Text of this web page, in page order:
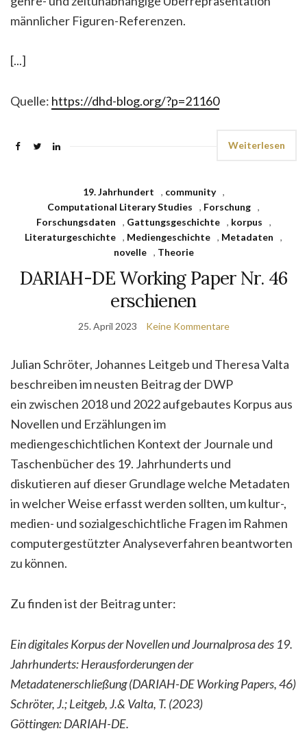
männlicher Figuren-Referenzen.
[...]
Quelle: https://dhd-blog.org/?p=21160
Weiterlesen
19. Jahrhundert , community
,
Computational Literary Studies
, Forschung ,
Forschungsdaten
, Gattungsgeschichte , korpus
,
Literaturgeschichte , Mediengeschichte , Metadaten
,
novelle
, Theorie
DARIAH-DE Working Paper Nr. 46
erschienen
25. April 2023 Keine Kommentare
Julian Schröter, Johannes Leitgeb und Theresa Valta
beschreiben im neusten Beitrag der DWP
ein zwischen 2018 und 2022 aufgebautes Korpus aus
Novellen und Erzählungen im
mediengeschichtlichen Kontext der Journale und
Taschenbücher des 19. Jahrhunderts und
diskutieren auf dieser Grundlage welche Metadaten
in welcher Weise erfasst werden sollten, um kultur-,
medien- und sozialgeschichtliche Fragen im Rahmen
computergestützter Analyseverfahren beantworten
zu können.
Zu finden ist der Beitrag unter:
Ein digitales Korpus der Novellen und Journalprosa des 19.
Jahrhunderts: ​Herausforderungen der
Metadatenerschließung​ (​​DARIAH-DE Working Papers​, 46​​)
Schröter, J.; Leitgeb, J.& Valta, T.​ (2023)
Göttingen​: DARIAH-DE.